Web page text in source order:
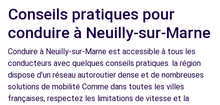
Conseils pratiques pour
conduire à Neuilly-sur-Marne
Conduire à Neuilly-sur-Marne est accessible à tous les
conducteurs avec quelques conseils pratiques. la région
dispose d'un réseau autoroutier dense et de nombreuses
solutions de mobilité Comme dans toutes les villes
françaises, respectez les limitations de vitesse et la